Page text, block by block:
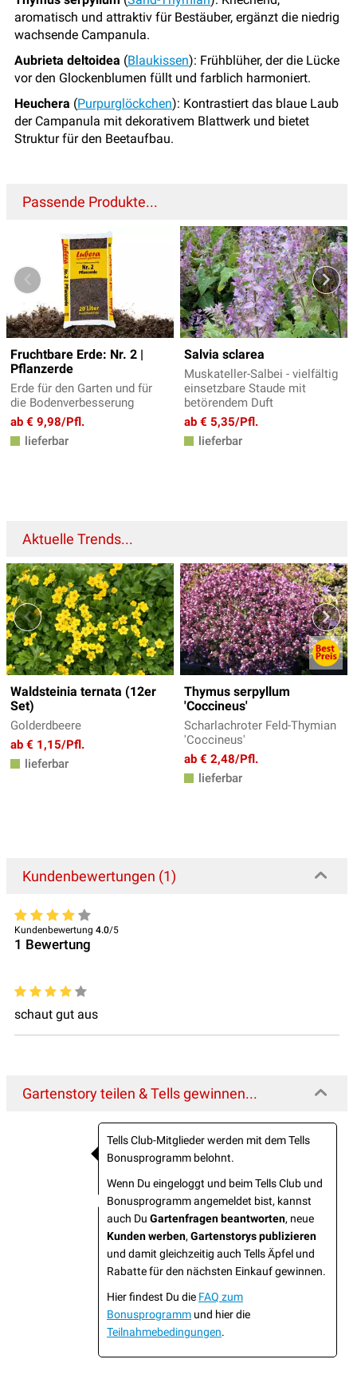
aromatisch und attraktiv für Bestäuber, ergänzt die niedrig
wachsende Campanula.
Aubrieta deltoidea (Blaukissen): Frühblüher, der die Lücke
vor den Glockenblumen füllt und farblich harmoniert.
Heuchera (Purpurglöckchen): Kontrastiert das blaue Laub
der Campanula mit dekorativem Blattwerk und bietet
Struktur für den Beetaufbau.
Passende Produkte...
Fruchtbare Erde: Nr. 2 |
Pflanzerde
Erde für den Garten und für
die Bodenverbesserung
ab € 9,98/Pfl.
lieferbar
Salvia sclarea
Muskateller-Salbei - vielfältig
einsetzbare Staude mit
betörendem Duft
ab € 5,35/Pfl.
lieferbar
Aktuelle Trends...
Waldsteinia ternata (12er
Set)
Golderdbeere
ab € 1,15/Pfl.
lieferbar
Thymus serpyllum
'Coccineus'
Scharlachroter Feld-Thymian
'Coccineus'
ab € 2,48/Pfl.
lieferbar
Kundenbewertungen (1)
Kundenbewertung 4.0/5
1 Bewertung
schaut gut aus
Gartenstory teilen & Tells gewinnen...
Tells Club-Mitglieder werden mit dem Tells
Bonusprogramm belohnt.
Wenn Du eingeloggt und beim Tells Club und
Bonusprogramm angemeldet bist, kannst
auch Du Gartenfragen beantworten, neue
Kunden werben, Gartenstorys publizieren
und damit gleichzeitig auch Tells Äpfel und
Rabatte für den nächsten Einkauf gewinnen.
Hier findest Du die FAQ zum
Bonusprogramm und hier die
Teilnahmebedingungen.